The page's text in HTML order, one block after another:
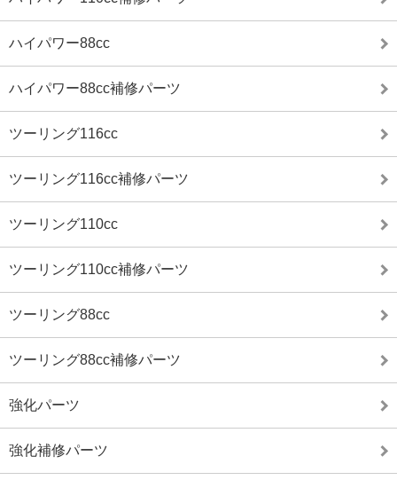
ハイパワー88cc
ハイパワー88cc補修パーツ
ツーリング116cc
ツーリング116cc補修パーツ
ツーリング110cc
ツーリング110cc補修パーツ
ツーリング88cc
ツーリング88cc補修パーツ
強化パーツ
強化補修パーツ